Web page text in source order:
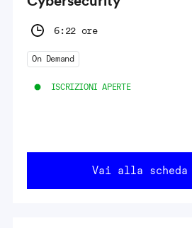
6:22 ore
On Demand
ISCRIZIONI APERTE
Vai alla scheda